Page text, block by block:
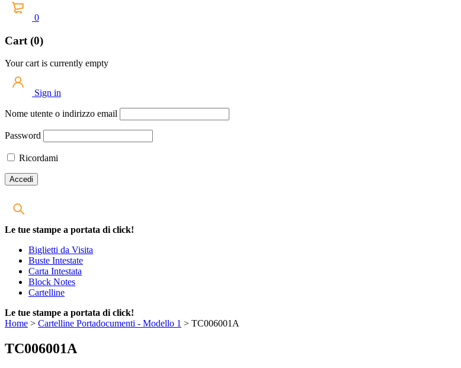
0
Cart (0)
Your cart is currently empty
Sign in
Nome utente o indirizzo email
Password
Ricordami
Le tue stampe a portata di click!
Biglietti da Visita
Buste Intestate
Carta Intestata
Block Notes
Cartelline
Le tue stampe a portata di click!
Home > Cartelline Portadocumenti - Modello 1 > TC006001A
TC006001A